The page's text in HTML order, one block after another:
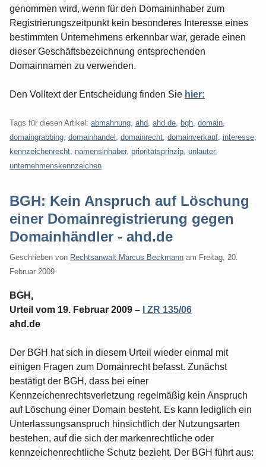
genommen wird, wenn für den Domaininhaber zum
Registrierungszeitpunkt kein besonderes Interesse eines
bestimmten Unternehmens erkennbar war, gerade einen
dieser Geschäftsbezeichnung entsprechenden
Domainnamen zu verwenden.
Den Volltext der Entscheidung finden Sie hier:
Tags für diesen Artikel: abmahnung ahd ahd.de bgh domain
domaingrabbing domainhandel domainrecht domainverkauf interesse
kennzeichenrecht namensinhaber, prioritätsprinzip unlauter,
unternehmenskennzeichen
BGH: Kein Anspruch auf Löschung
einer Domainregistrierung gegen
Domainhändler - ahd.de
Geschrieben von Rechtsanwalt Marcus Beckmann am Freitag, 20.
Februar 2009
BGH,
Urteil vom 19. Februar 2009 –
I ZR 135/06
ahd.de
Der BGH hat sich in diesem Urteil wieder einmal mit
einigen Fragen zum Domainrecht befasst. Zunächst
bestätigt der BGH, dass bei einer
Kennzeichenrechtsverletzung regelmäßig kein Anspruch
auf Löschung einer Domain besteht. Es kann lediglich ein
Unterlassungsanspruch hinsichtlich der Nutzungsarten
bestehen, auf die sich der markenrechtliche oder
kennzeichenrechtliche Schutz bezieht. Der BGH führt aus: